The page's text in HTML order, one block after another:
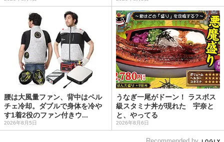
腰は大風量ファン、背中はペル
チェ冷却。ダブルで身体を冷や
す1着2役のファン付きウ...
2026年8月5日
うなぎ一尾がドーン！ ラスボス
級スタミナ丼が現れた 宇奈と
と、やってる
2026年8月6日